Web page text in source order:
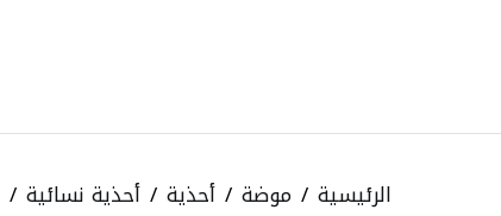
الرئيسية موضة أحذية أحذية نسائية